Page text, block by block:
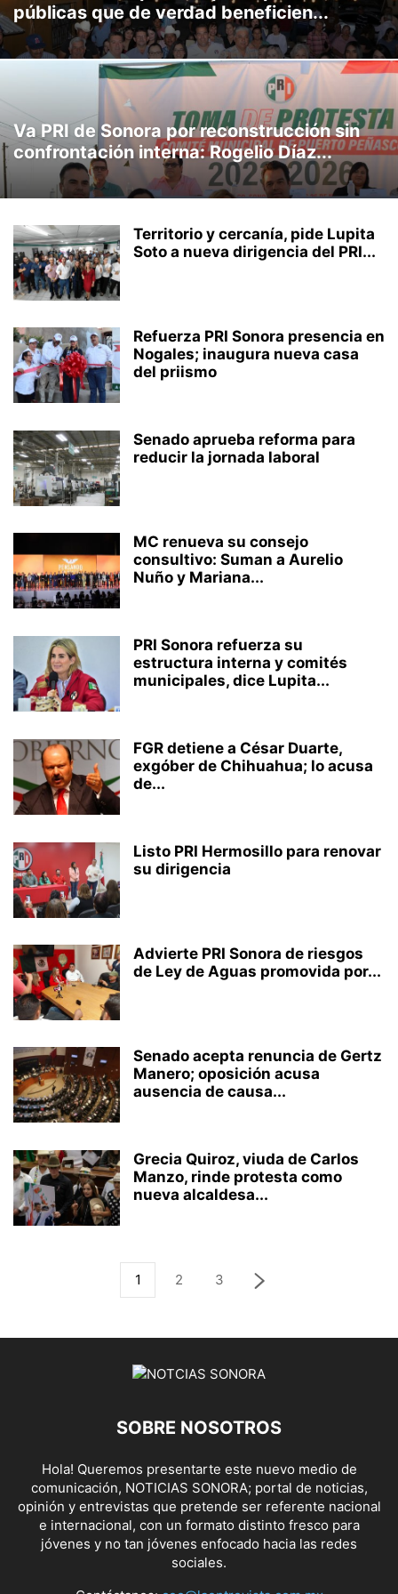
SINALOA SONORA SYDNEY TAMAULIPAS TECNOLOGÍA
TENDENCIA TEXAS VENEZUELA VIDEO VISIÓN JUVENIL
WASHINGTON
públicas que de verdad beneficien...
Va PRI de Sonora por reconstrucción sin
confrontación interna: Rogelio Díaz...
Territorio y cercanía, pide Lupita
Soto a nueva dirigencia del PRI...
Refuerza PRI Sonora presencia en
Nogales; inaugura nueva casa
del priismo
Senado aprueba reforma para
reducir la jornada laboral
MC renueva su consejo
consultivo: Suman a Aurelio
Nuño y Mariana...
PRI Sonora refuerza su
estructura interna y comités
municipales, dice Lupita...
FGR detiene a César Duarte,
exgóber de Chihuahua; lo acusa
de...
Listo PRI Hermosillo para renovar
su dirigencia
Advierte PRI Sonora de riesgos
de Ley de Aguas promovida por...
Senado acepta renuncia de Gertz
Manero; oposición acusa
ausencia de causa...
Grecia Quiroz, viuda de Carlos
Manzo, rinde protesta como
nueva alcaldesa...
1 2 3
SOBRE NOSOTROS
Hola! Queremos presentarte este nuevo medio de
comunicación, NOTICIAS SONORA; portal de noticias,
opinión y entrevistas que pretende ser referente nacional
e internacional, con un formato distinto fresco para
jóvenes y no tan jóvenes enfocado hacia las redes
sociales.